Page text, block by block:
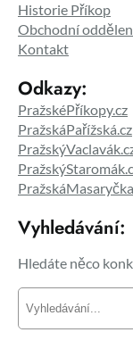
Historie Příkop
Obchodní
Kontakt
Odkazy:
PražskéPříkopy.cz
PražskáPařížská.cz
Vyhledávání:
Hledáte něco